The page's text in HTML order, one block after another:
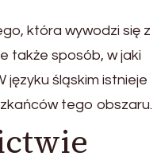
która wywodzi się z
także sposób, w jaki
języku śląskim istnieje
tego obszaru.